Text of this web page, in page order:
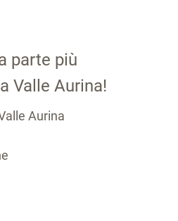
parte più
Valle Aurina!
Aurina